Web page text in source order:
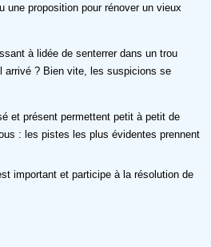
une proposition pour rénover un vieux
à lidée de senterrer dans un trou
arrivé ? Bien vite, les suspicions se
et présent permettent petit à petit de
: les pistes les plus évidentes prennent
important et participe à la résolution de